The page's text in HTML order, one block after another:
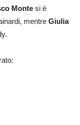
Monte si è
mentre Giulia